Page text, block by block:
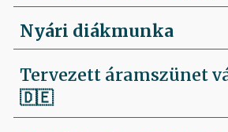
Nyári diákmunka
Tervezett áramszünet
🇩🇪